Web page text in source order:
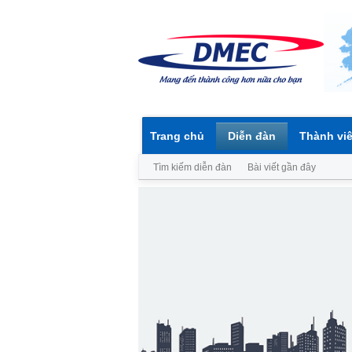
Trang chủ Diễn đàn
Tìm kiếm diễn đàn Bài viết gần đây
Thành